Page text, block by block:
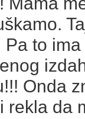
Pa to
Onda
rekla da